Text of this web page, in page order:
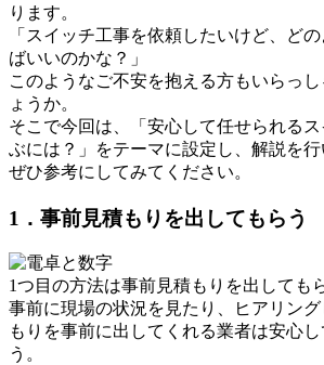
ります。
「スイッチ工事を依頼したいけど、ど
ばいいのかな？」
このようなご不安を抱える方もいらっ
ょうか。
そこで今回は、「安心して任せられる
ぶには？」をテーマに設定し、解説を行
ぜひ参考にしてみてください。
1．事前見積もりを出してもらう
1つ目の方法は事前見積もりを出しても
事前に現場の状況を見たり、ヒアリン
もりを事前に出してくれる業者は安心
う。